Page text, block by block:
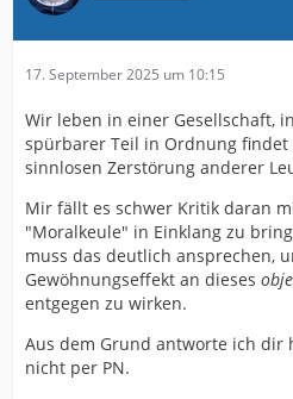
17. September 2025 um 10:15
Wir leben in einer Gesellschaft,
spürbarer Teil in Ordnung
sinnlosen Zerstörung anderer
Mir fällt es schwer Kritik daran
"Moralkeule" in Einklang zu
muss das deutlich ansprechen,
Gewöhnungseffekt an dieses
entgegen zu wirken.
Aus dem Grund antworte ich
nicht per PN.